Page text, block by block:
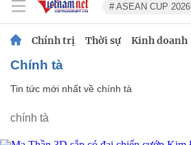
# ASEAN CUP 2026
Chính trị Thời sự Kinh doanh
chính tà
Tin tức mới nhất về chính tà
chính tà